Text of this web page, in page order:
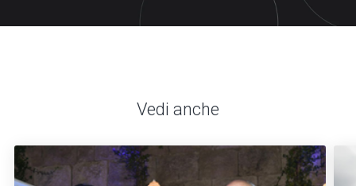
Vedi anche